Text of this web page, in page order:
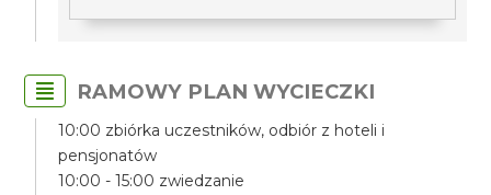
RAMOWY PLAN WYCIECZKI
10:00 zbiórka uczestników, odbiór z hoteli i
pensjonatów
10:00 - 15:00 zwiedzanie